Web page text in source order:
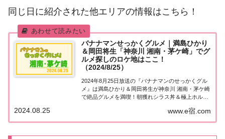
同じ日に紹介された他エリアの情報はこちら！
バナナマンせっかくグルメ｜満島ひかり
＆岡田将生「神奈川 湘南・茅ケ崎」でグ
ルメ探しのロケ地はここ！
（2024/8/25）
2024年8月25日放送の『バナナマンのせっかくグル
メ』は満島ひかり＆岡田将生が神奈川 湘南・茅ケ崎
で絶品グルメを満喫！朝獲れシラス丼＆極上ホルモ
した！詳しくはこちら！満島ひかり＆岡田将生「神
奈川 湘南・茅ケ崎」でグルメ探し地元の人に...
www.e宿.com
2024.08.25